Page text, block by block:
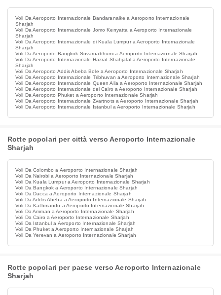
Voli Da Aeroporto Internazionale Bandaranaike a Aeroporto Internazionale
Sharjah
Voli Da Aeroporto Internazionale Jomo Kenyatta a Aeroporto Internazionale
Sharjah
Voli Da Aeroporto Internazionale di Kuala Lumpur a Aeroporto Internazionale
Sharjah
Voli Da Aeroporto Bangkok-Suvarnabhumi a Aeroporto Internazionale Sharjah
Voli Da Aeroporto Internazionale Hazrat Shahjalal a Aeroporto Internazionale
Sharjah
Voli Da Aeroporto Addis Abeba Bole a Aeroporto Internazionale Sharjah
Voli Da Aeroporto Internazionale Tribhuvan a Aeroporto Internazionale Sharjah
Voli Da Aeroporto Internazionale Queen Alia a Aeroporto Internazionale Sharjah
Voli Da Aeroporto Internazionale del Cairo a Aeroporto Internazionale Sharjah
Voli Da Aeroporto Phuket a Aeroporto Internazionale Sharjah
Voli Da Aeroporto Internazionale Zvartnots a Aeroporto Internazionale Sharjah
Voli Da Aeroporto Internazionale Istanbul a Aeroporto Internazionale Sharjah
Rotte popolari per città verso Aeroporto Internazionale
Sharjah
Voli Da Colombo a Aeroporto Internazionale Sharjah
Voli Da Nairobi a Aeroporto Internazionale Sharjah
Voli Da Kuala Lumpur a Aeroporto Internazionale Sharjah
Voli Da Bangkok a Aeroporto Internazionale Sharjah
Voli Da Dacca a Aeroporto Internazionale Sharjah
Voli Da Addis Abeba a Aeroporto Internazionale Sharjah
Voli Da Kathmandu a Aeroporto Internazionale Sharjah
Voli Da Amman a Aeroporto Internazionale Sharjah
Voli Da Cairo a Aeroporto Internazionale Sharjah
Voli Da Istanbul a Aeroporto Internazionale Sharjah
Voli Da Phuket a Aeroporto Internazionale Sharjah
Voli Da Yerevan a Aeroporto Internazionale Sharjah
Rotte popolari per paese verso Aeroporto Internazionale
Sharjah